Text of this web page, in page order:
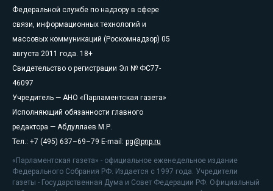
Федеральной службе по надзору в сфере
связи, информационных технологий и
массовых коммуникаций (Роскомнадзор) 05
августа 2011 года. 18+
Свидетельство о регистрации Эл № ФС77-
46097
Учредитель — АНО «Парламентская газета»
Исполняющий обязанности главного
редактора — Абдуллаев М.Р.
Тел.: +7 (495) 637–69–79 E-mail: pg@pnp.ru
«Парламентская газета» - официальное еженедельное издание
Федерального Собрания РФ. Издается с 1997 года. Учредители
газеты - Государственная Дума и Совет Федерации РФ. Официальный